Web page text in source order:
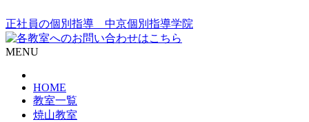
正社員の個別指導 中京個別指導学院
MENU
HOME
教室一覧
焼山教室